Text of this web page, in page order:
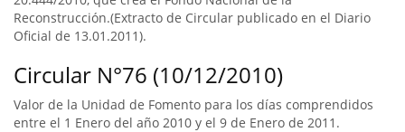
Reconstrucción.(Extracto de Circular publicado en el Diario
Oficial de 13.01.2011).
Circular N°76 (10/12/2010)
Valor de la Unidad de Fomento para los días comprendidos
entre el 1 Enero del año 2010 y el 9 de Enero de 2011.